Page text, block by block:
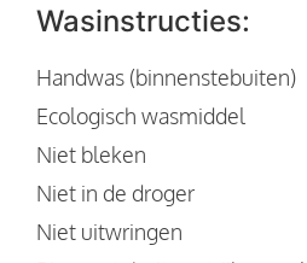
Wasinstructies:
Handwas (binnenstebuiten)
Ecologisch wasmiddel
Niet bleken
Niet in de droger
Niet uitwringen